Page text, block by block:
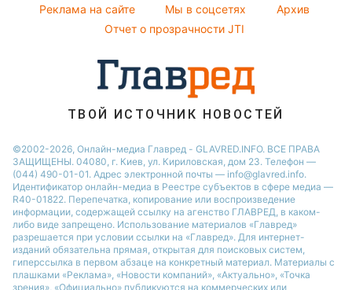
Реклама на сайте
Мы в соцсетях
Архив
Отчет о прозрачности JTI
ТВОЙ ИСТОЧНИК НОВОСТЕЙ
©2002-2026, Онлайн-медиа Главред - GLAVRED.INFO. ВСЕ ПРАВА
ЗАЩИЩЕНЫ. 04080, г. Киев, ул. Кириловская, дом 23. Телефон —
(044) 490-01-01. Адрес электронной почты — info@glavred.info.
Идентификатор онлайн-медиа в Реестре cубъектов в сфере медиа —
R40-01822. Перепечатка, копирование или воспроизведение
информации, содержащей ссылку на агенство ГЛАВРЕД, в каком-
либо виде запрещено. Использование материалов «Главред»
разрешается при условии ссылки на «Главред». Для интернет-
изданий обязательна прямая, открытая для поисковых систем,
гиперссылка в первом абзаце на конкретный материал. Материалы с
плашками «Реклама», «Новости компаний», «Актуально», «Точка
зрения», «Официально» публикуются на коммерческих или